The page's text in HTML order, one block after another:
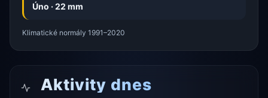
Úno · 22 mm
Klimatické normály 1991–2020
Aktivity dnes